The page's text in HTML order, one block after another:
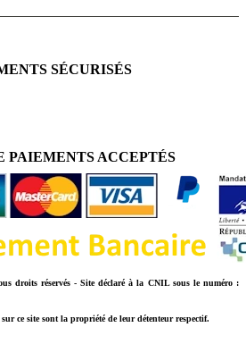
SÉCURISÉS
PAIEMENTS ACCEPTÉS
droits réservés - Site déclaré à la CNIL sous le numéro :
ce site sont la propriété de leur détenteur respectif.